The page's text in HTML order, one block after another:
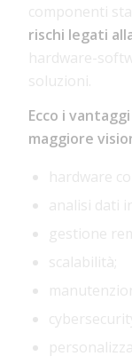
componenti
rischi legati
hardware-
soluzioni.
Ecco i
maggiore
hardware
analisi dati
gestione
scalabilità;